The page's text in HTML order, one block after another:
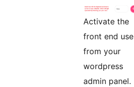
Activate the
front end use
from your
wordpress
admin panel.